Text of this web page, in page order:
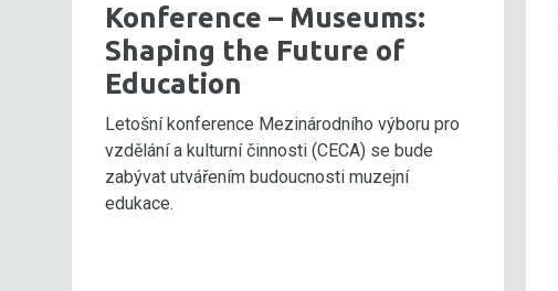
Konference – Museums:
Shaping the Future of
Education
Letošní konference Mezinárodního výboru pro
vzdělání a kulturní činnosti (CECA) se bude
zabývat utvářením budoucnosti muzejní
edukace.